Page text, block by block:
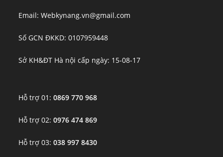
Email: Webkynang.vn@gmail.com
Số GCN ĐKKD: 0107959448
Sở KH&ĐT Hà nội cấp ngày: 15-08-17
Hỗ trợ 01:0869 770 968
Hỗ trợ 02:0976 474 869
Hỗ trợ 03:038 997 8430